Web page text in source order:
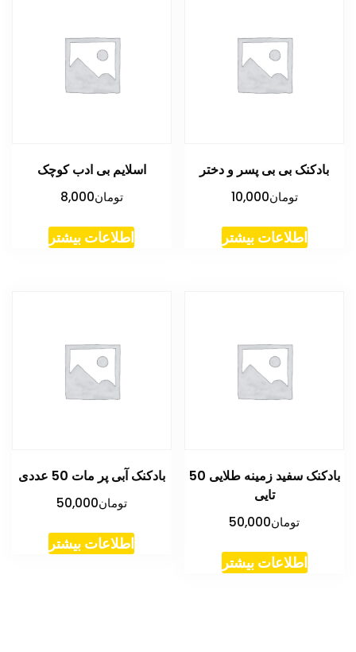
بادکنک بی بی پسر و دختر
تومان10,000
اطلاعات بیشتر
اسلایم بی ادب کوچک
تومان8,000
اطلاعات بیشتر
بادکنک سفید زمینه طلایی 50
تایی
تومان50,000
اطلاعات بیشتر
بادکنک آبی پر مات 50 عددی
تومان50,000
اطلاعات بیشتر